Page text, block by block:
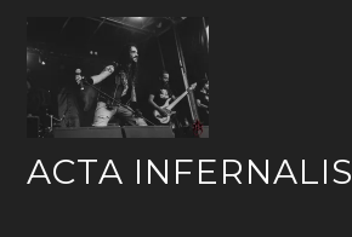
content
ACTA INFERNALIS